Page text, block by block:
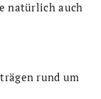
natürlich auch
rund um